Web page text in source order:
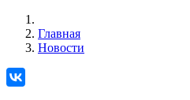
Главная
Новости